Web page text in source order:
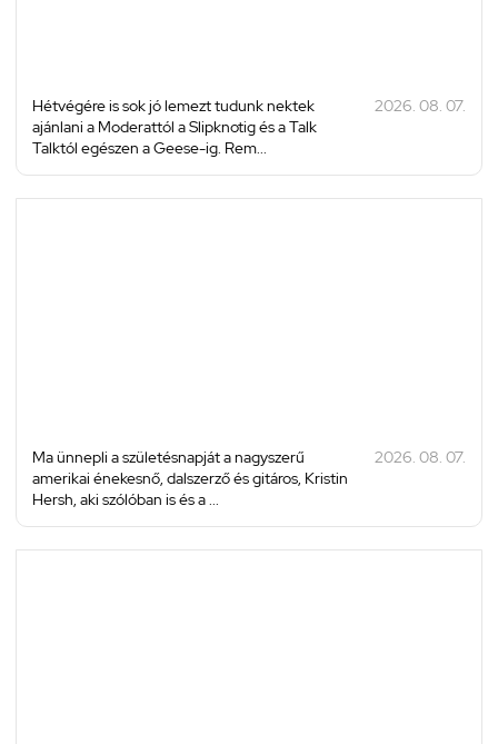
Hétvégére is sok jó lemezt tudunk nektek
ajánlani a Moderattól a Slipknotig és a Talk
Talktól egészen a Geese-ig. Rem...
2026. 08. 07.
Ma ünnepli a születésnapját a nagyszerű
amerikai énekesnő, dalszerző és gitáros, Kristin
Hersh, aki szólóban is és a ...
2026. 08. 07.